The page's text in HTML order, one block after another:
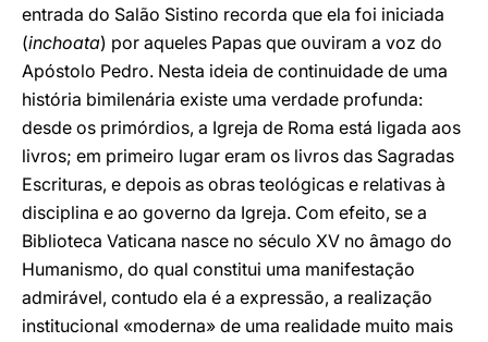
entrada do Salão Sistino recorda que ela foi iniciada
(inchoata) por aqueles Papas que ouviram a voz do
Apóstolo Pedro. Nesta ideia de continuidade de uma
história bimilenária existe uma verdade profunda:
desde os primórdios, a Igreja de Roma está ligada aos
livros; em primeiro lugar eram os livros das Sagradas
Escrituras, e depois as obras teológicas e relativas à
disciplina e ao governo da Igreja. Com efeito, se a
Biblioteca Vaticana nasce no século XV no âmago do
Humanismo, do qual constitui uma manifestação
admirável, contudo ela é a expressão, a realização
institucional «moderna» de uma realidade muito mais